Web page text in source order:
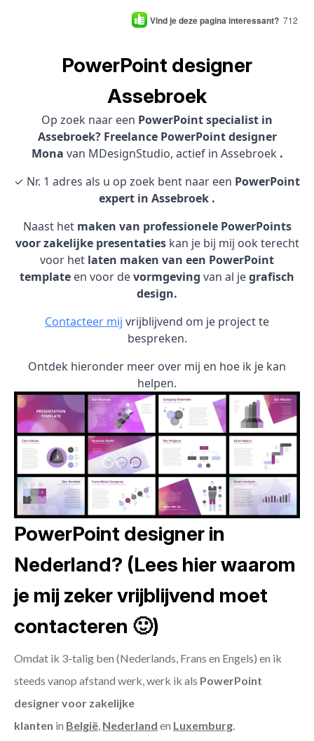
Vind je deze pagina interessant? 712
PowerPoint designer
Assebroek
Op zoek naar een PowerPoint specialist in
Assebroek? Freelance PowerPoint designer
Mona van MDesignStudio, actief in Assebroek .
✓ Nr. 1 adres als u op zoek bent naar een PowerPoint
expert in Assebroek .
Naast het maken van professionele PowerPoints
voor zakelijke presentatieskan je bij mij ook terecht
voor het laten maken van een PowerPoint
template en voor devormgeving van al jegrafisch
design.
Contacteer mij vrijblijvend om je project te
bespreken.
Ontdek hieronder meer over mij en hoe ik je kan
helpen.
PowerPoint designer in
Nederland? (Lees hier waarom
je mij zeker vrijblijvend moet
contacteren 🙂)
Omdat ik 3-talig ben (Nederlands, Frans en Engels) en ik
steeds vanop afstand werk, werk ik als PowerPoint
designer voor zakelijke
klanten in België, Nederland en Luxemburg.